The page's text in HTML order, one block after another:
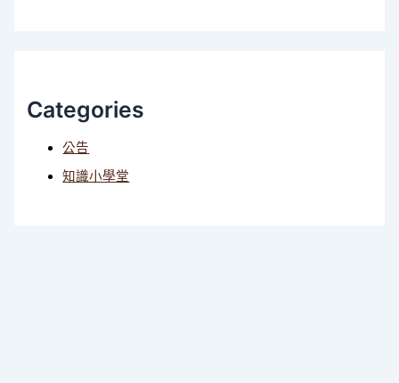
Categories
公告
知識小學堂